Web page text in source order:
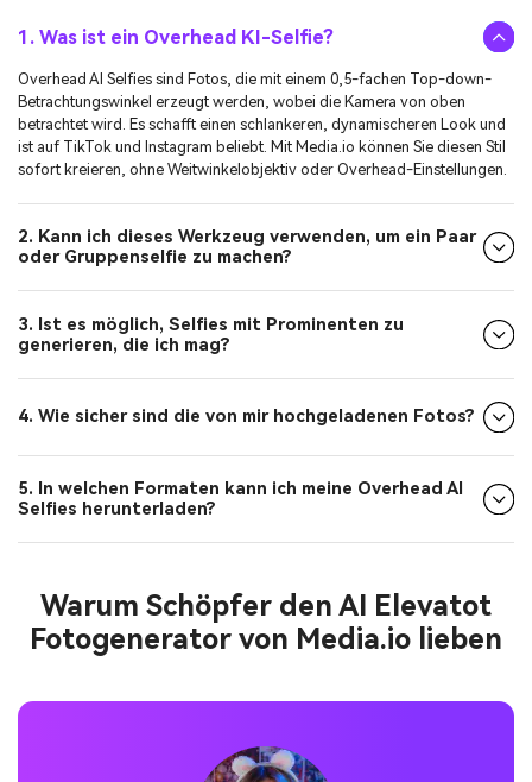
1. Was ist ein Overhead KI-Selfie?
Overhead AI Selfies sind Fotos, die mit einem 0,5-fachen Top-down-
Betrachtungswinkel erzeugt werden, wobei die Kamera von oben
betrachtet wird. Es schafft einen schlankeren, dynamischeren Look und
ist auf TikTok und Instagram beliebt. Mit Media.io können Sie diesen Stil
sofort kreieren, ohne Weitwinkelobjektiv oder Overhead-Einstellungen.
2. Kann ich dieses Werkzeug verwenden, um ein Paar
oder Gruppenselfie zu machen?
3. Ist es möglich, Selfies mit Prominenten zu
generieren, die ich mag?
4. Wie sicher sind die von mir hochgeladenen Fotos?
5. In welchen Formaten kann ich meine Overhead AI
Selfies herunterladen?
Warum Schöpfer den AI Elevatot
Fotogenerator von Media.io lieben